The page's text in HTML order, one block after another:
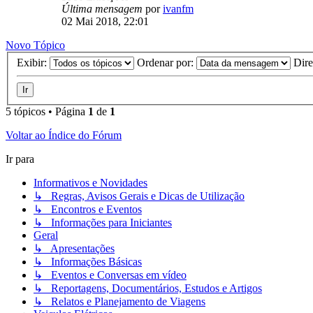
Última mensagem porivanfm
02 Mai 2018, 22:01
Novo Tópico
Exibir:
Ordenar por:
5 tópicos • Página 1 de 1
Voltar ao Índice do Fórum
Ir para
Informativos e Novidades
↳ Regras, Avisos Gerais e Dicas de Utilização
↳ Encontros e Eventos
↳ Informações para Iniciantes
Geral
↳ Apresentações
↳ Informações Básicas
↳ Eventos e Conversas em vídeo
↳ Reportagens, Documentários, Estudos e Artigos
↳ Relatos e Planejamento de Viagens